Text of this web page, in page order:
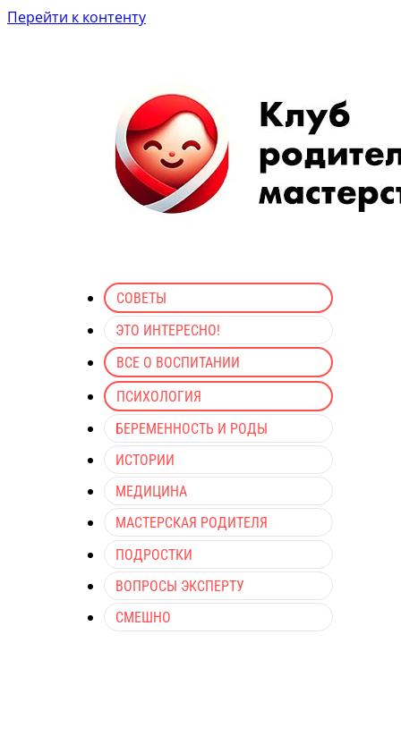
Перейти к контенту
СОВЕТЫ
ЭТО ИНТЕРЕСНО!
ВСЕ О ВОСПИТАНИИ
ПСИХОЛОГИЯ
БЕРЕМЕННОСТЬ И РОДЫ
ИСТОРИИ
МЕДИЦИНА
МАСТЕРСКАЯ РОДИТЕЛЯ
ПОДРОСТКИ
ВОПРОСЫ ЭКСПЕРТУ
СМЕШНО